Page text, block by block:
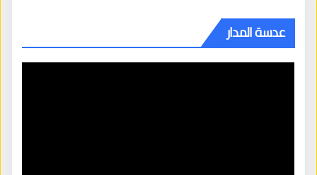
عدسة المدار